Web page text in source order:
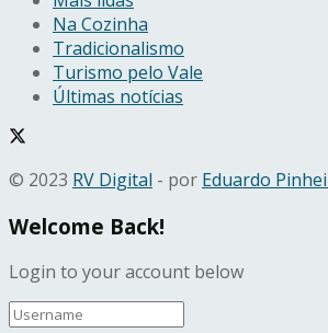
Na Cozinha
Tradicionalismo
Turismo pelo Vale
Últimas notícias
© 2023 RV Digital - por Eduardo
Welcome Back!
Login to your account below